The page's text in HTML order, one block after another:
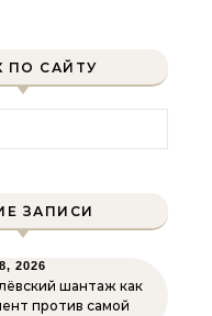
ПО САЙТУ
ЗАПИСИ
2026
шантаж как
против самой